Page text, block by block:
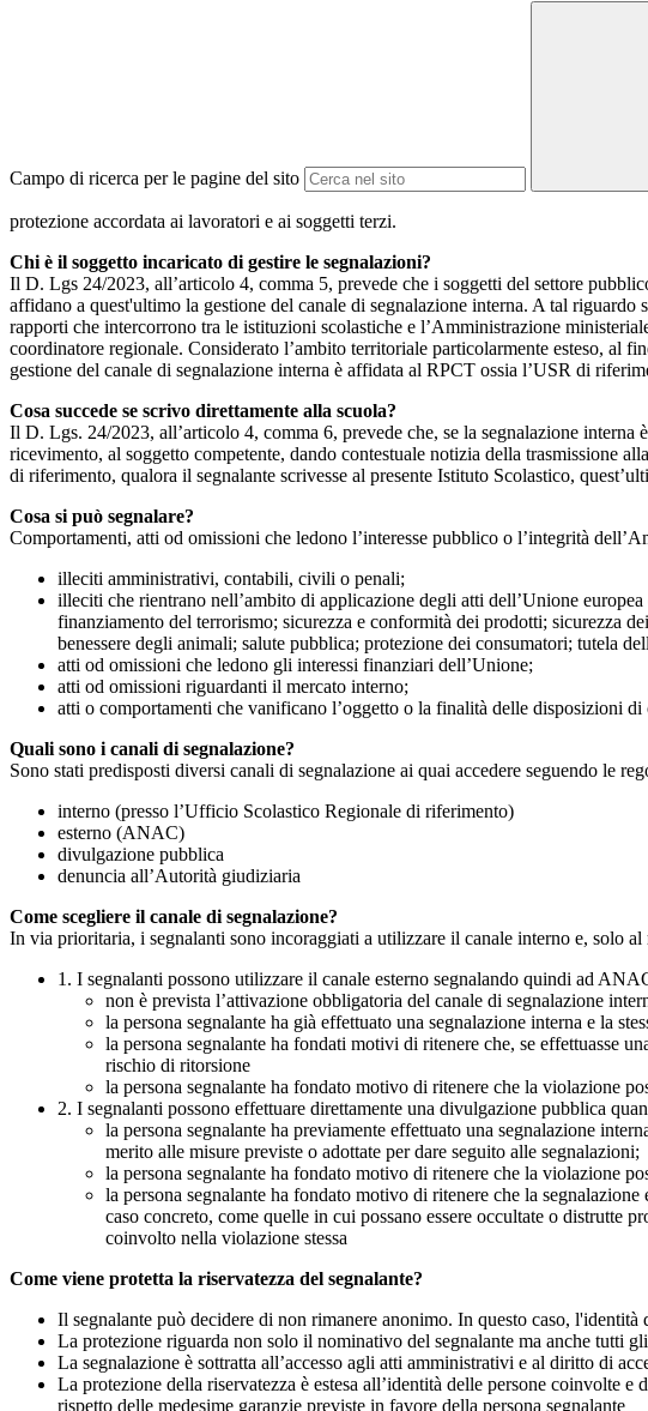
Campo di ricerca per le pagine del sito
protezione accordata ai lavoratori e ai soggetti terzi.
Chi è il soggetto incaricato di gestire le segnalazioni?
Il D. Lgs 24/2023, all’articolo 4, comma 5, prevede che i soggetti del settore
affidano a quest'ultimo la gestione del canale di segnalazione interna. A tal
rapporti che intercorrono tra le istituzioni scolastiche e l’Amministrazione
coordinatore regionale. Considerato l’ambito territoriale particolarmente esteso, al
gestione del canale di segnalazione interna è affidata al RPCT ossia l’USR di
Cosa succede se scrivo direttamente alla scuola?
Il D. Lgs. 24/2023, all’articolo 4, comma 6, prevede che, se la segnalazione interna
ricevimento, al soggetto competente, dando contestuale notizia della trasmissione
di riferimento, qualora il segnalante scrivesse al presente Istituto Scolastico,
Cosa si può segnalare?
Comportamenti, atti od omissioni che ledono l’interesse pubblico o l’integrità
illeciti amministrativi, contabili, civili o penali;
illeciti che rientrano nell’ambito di applicazione degli atti dell’Unione
finanziamento del terrorismo; sicurezza e conformità dei prodotti; sicurezza
benessere degli animali; salute pubblica; protezione dei consumatori; tutela
atti od omissioni che ledono gli interessi finanziari dell’Unione;
atti od omissioni riguardanti il mercato interno;
atti o comportamenti che vanificano l’oggetto o la finalità delle disposizioni
Quali sono i canali di segnalazione?
Sono stati predisposti diversi canali di segnalazione ai quai accedere seguendo le
interno (presso l’Ufficio Scolastico Regionale di riferimento)
esterno (ANAC)
divulgazione pubblica
denuncia all’Autorità giudiziaria
Come scegliere il canale di segnalazione?
In via prioritaria, i segnalanti sono incoraggiati a utilizzare il canale interno e, solo
1. I segnalanti possono utilizzare il canale esterno segnalando quindi ad
non è prevista l’attivazione obbligatoria del canale di segnalazione
la persona segnalante ha già effettuato una segnalazione interna e la
la persona segnalante ha fondati motivi di ritenere che, se effettuasse
rischio di ritorsione
la persona segnalante ha fondato motivo di ritenere che la violazione
2. I segnalanti possono effettuare direttamente una divulgazione pubblica
la persona segnalante ha previamente effettuato una segnalazione
merito alle misure previste o adottate per dare seguito alle segnalazioni;
la persona segnalante ha fondato motivo di ritenere che la violazione
la persona segnalante ha fondato motivo di ritenere che la
caso concreto, come quelle in cui possano essere occultate o distrutte
coinvolto nella violazione stessa
Come viene protetta la riservatezza del segnalante?
Il segnalante può decidere di non rimanere anonimo. In questo caso,
La protezione riguarda non solo il nominativo del segnalante ma anche tutti
La segnalazione è sottratta all’accesso agli atti amministrativi e al diritto di
La protezione della riservatezza è estesa all’identità delle persone coinvolte
rispetto delle medesime garanzie previste in favore della persona segnalante